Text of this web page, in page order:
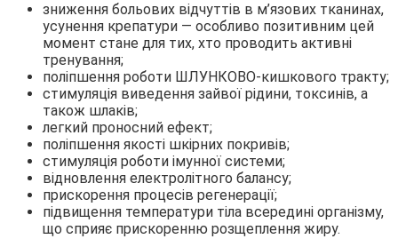
зниження больових відчуттів в м’язових тканинах,
усунення крепатури — особливо позитивним цей
момент стане для тих, хто проводить активні
тренування;
поліпшення роботи ШЛУНКОВО-кишкового тракту;
стимуляція виведення зайвої рідини, токсинів, а
також шлаків;
легкий проносний ефект;
поліпшення якості шкірних покривів;
стимуляція роботи імунної системи;
відновлення електролітного балансу;
прискорення процесів регенерації;
підвищення температури тіла всередині організму,
що сприяє прискоренню розщеплення жиру.